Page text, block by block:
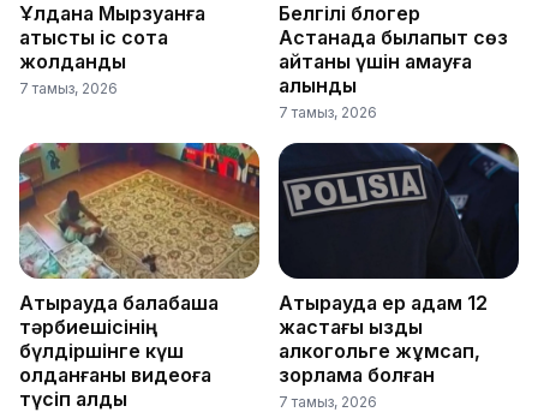
Ұлдана Мырзуанға
қатысты іс сотқа
жолданды
7 тамыз, 2026
Белгілі блогер
Астанада былапыт сөз
айтқаны үшін қамауға
алынды
7 тамыз, 2026
Атырауда балабақша
тәрбиешісінің
бүлдіршінге күш
қолданғаны видеоға
түсіп қалды
Атырауда ер адам 12
жастағы қызды
алкогольге жұмсап,
зорламақ болған
7 тамыз, 2026